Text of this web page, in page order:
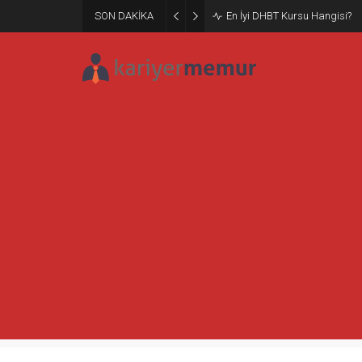
SON DAKİKA En İyi DHBT Kursu Hangisi?